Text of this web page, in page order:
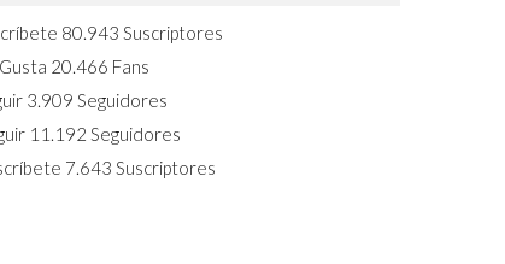
agosto
80.943 Suscriptores
20.466 Fans
3.909 Seguidores
11.192 Seguidores
7.643 Suscriptores